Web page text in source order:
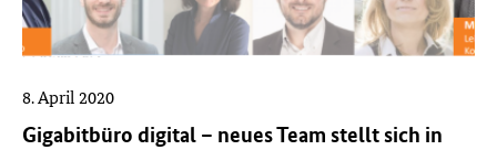
Gigabitbüro digital – neues Team stellt sich in
8. April 2020